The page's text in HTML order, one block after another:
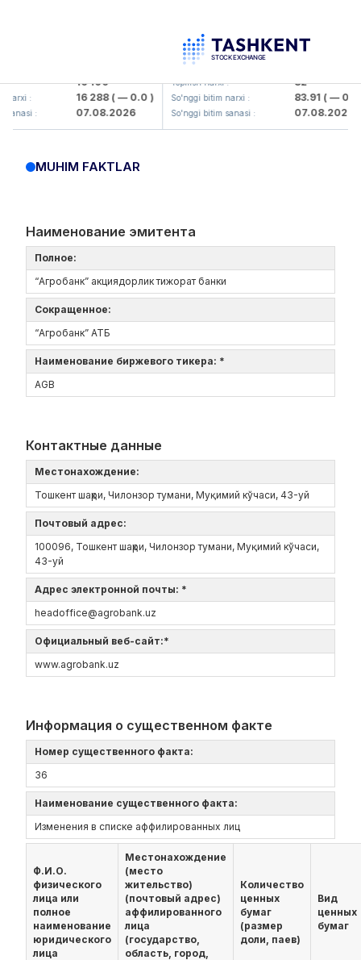
16 100
: 16 288( — 0.0 )
: 07.08.2026
KFSK (<Kafolat sug'urta
Yopilish narxi : 82
So'nggi bitim narxi : 83.91( — 0.0 )
So'nggi bitim sanasi : 07.08.2026
MUHIM FAKTLAR
Наименование эмитента
Полное:
“Агробанк” акциядорлик тижорат банки
Сокращенное:
“Агробанк” АТБ
Наименование биржевого тикера: *
AGB
Контактные данные
Местонахождение:
Тошкент шаҳри, Чилонзор тумани, Муқимий кўчаси, 43-уй
Почтовый адрес:
100096, Тошкент шаҳри, Чилонзор тумани, Муқимий кўчаси,
43-уй
Адрес электронной почты: *
headoffice@agrobank.uz
Официальный веб-сайт:*
www.agrobank.uz
Информация о существенном факте
Номер существенного факта:
36
Наименование существенного факта:
Изменения в списке аффилированных лиц
Ф.И.О.
физического
лица или
полное
наименование
юридического
лица
Местонахождение
(место
жительство)
(почтовый адрес)
аффилированного
лица
(государство,
область, город,
Количество
ценных
бумаг
(размер
доли, паев)
Вид
ценных
бумаг